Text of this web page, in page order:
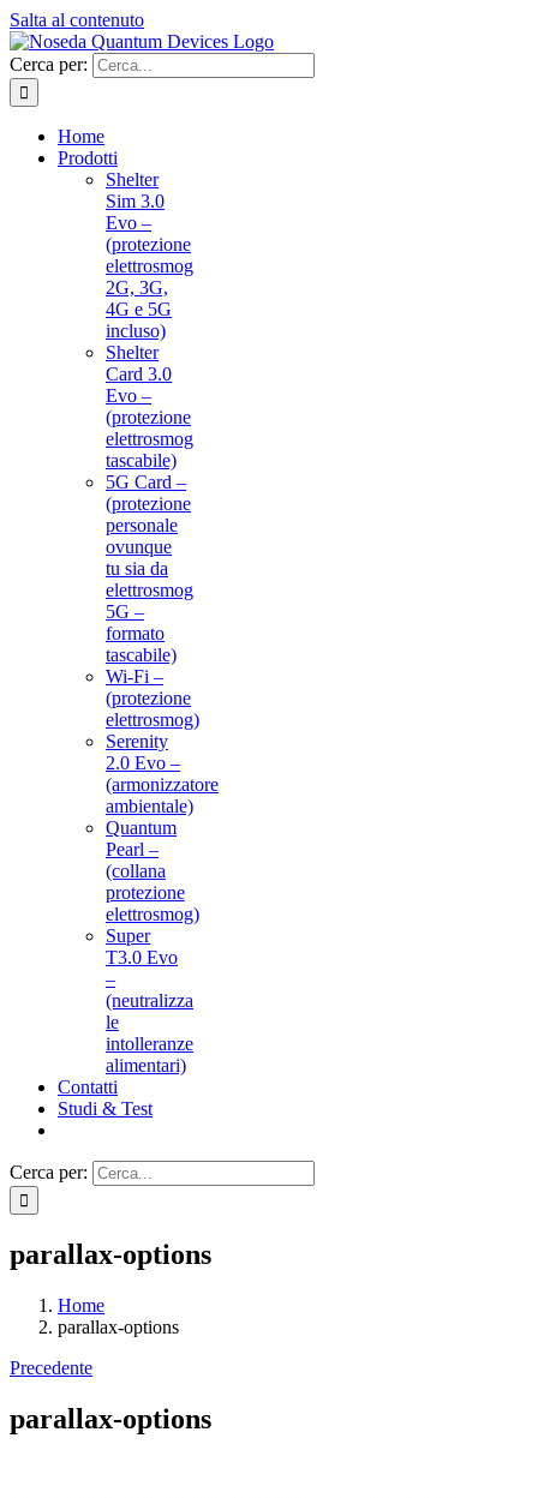
Salta al contenuto
Cerca per:
Home
Prodotti
Shelter
Sim 3.0
Evo –
(protezione
elettrosmog
2G, 3G,
4G e 5G
incluso)
Shelter
Card 3.0
Evo –
(protezione
elettrosmog
tascabile)
5G Card –
(protezione
personale
ovunque
tu sia da
elettrosmog
5G –
formato
tascabile)
Wi-Fi –
(protezione
elettrosmog)
Serenity
2.0 Evo –
(armonizzatore
ambientale)
Quantum
Pearl –
(collana
protezione
elettrosmog)
Super
T3.0 Evo
–
(neutralizza
le
intolleranze
alimentari)
Contatti
Studi & Test
Cerca per:
parallax-options
Home
parallax-options
Precedente
parallax-options